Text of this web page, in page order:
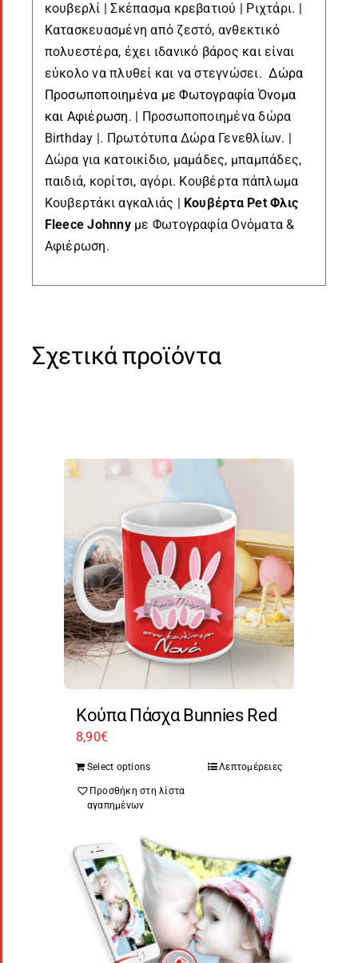
κουβερλί | Σκέπασμα κρεβατιού | Ριχτάρι. |
Κατασκευασμένη από ζεστό, ανθεκτικό
πολυεστέρα, έχει ιδανικό βάρος και είναι
εύκολο να πλυθεί και να στεγνώσει.Δώρα
Προσωποποιημένα με Φωτογραφία Όνομα
και Αφιέρωση. | Προσωποποιημένα δώρα
Birthday |. Πρωτότυπα Δώρα Γενεθλίων. |
Δώρα για κατοικίδιο, μαμάδες, μπαμπάδες,
παιδιά, κορίτσι, αγόρι. Κουβέρτα πάπλωμα
Κουβερτάκι αγκαλιάς | Κουβέρτα Pet Φλις
Fleece Johnny με Φωτογραφία Ονόματα &
Αφιέρωση.
Σχετικά προϊόντα
Κούπα Πάσχα Bunnies Red
8,90€
Select options Λεπτομέρειες
Προσθήκη στη λίστα
αγαπημένων